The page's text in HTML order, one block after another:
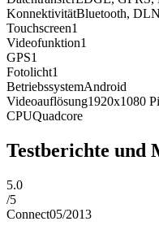
KonnektivitätBluetooth,
Touchscreen1
Videofunktion1
GPS1
Fotolicht1
BetriebssystemAndroid
Videoauflösung1920x1080
CPUQuadcore
Testberichte und
5.0
/5
Connect05/2013